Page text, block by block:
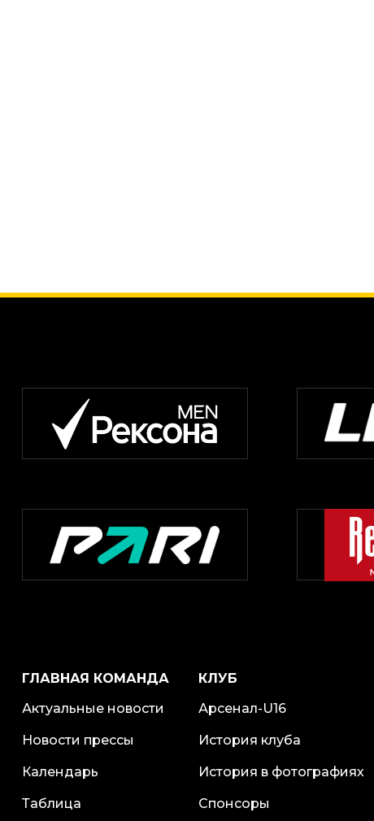
ГЛАВНАЯ КОМАНДА
Актуальные новости
Новости прессы
Календарь
Таблица
КЛУБ
Арсенал-U16
История клуба
История в фотографиях
Спонсоры